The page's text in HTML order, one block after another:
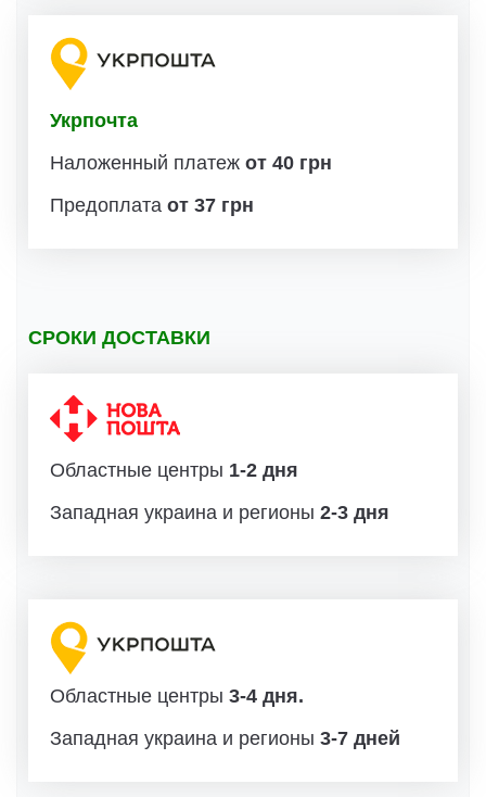
Укрпочта
Наложенный платеж от 40 грн
Предоплата от 37 грн
СРОКИ ДОСТАВКИ
Областные центры 1-2 дня
Западная украина и регионы 2-3 дня
Областные центры 3-4 дня.
Западная украина и регионы 3-7 дней